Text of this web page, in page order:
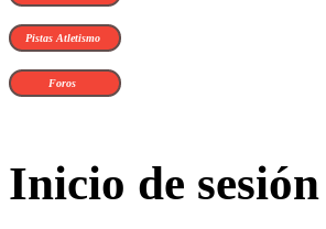
Pistas Atletismo
Foros
Inicio de sesión